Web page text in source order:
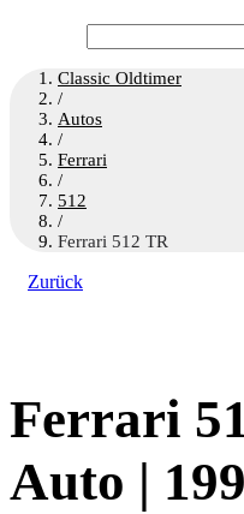
nach:
Classic Oldtimer
/
Autos
/
Ferrari
/
512
/
Ferrari 512 TR
Zurück
Ferrari
Auto |